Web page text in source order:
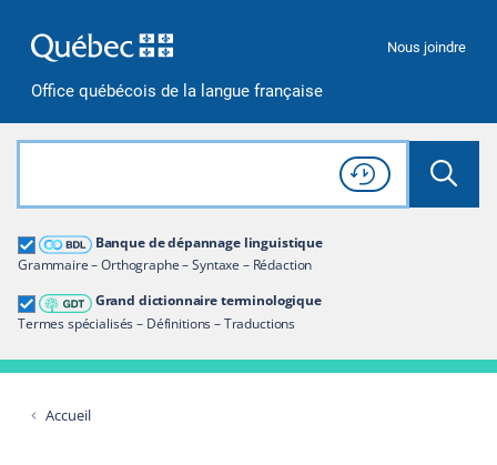
Office québécois de la langue française
Nous joindre
Rechercher dans tout le site
Lancer
Consulter l'
Historique
de recherche
Banque de dépannage linguistique
Grammaire – Orthographe – Syntaxe – Rédaction
Grand dictionnaire terminologique
Termes spécialisés – Définitions – Traductions
Grand dictionnaire terminologique
Restreindre aux termes
Accueil